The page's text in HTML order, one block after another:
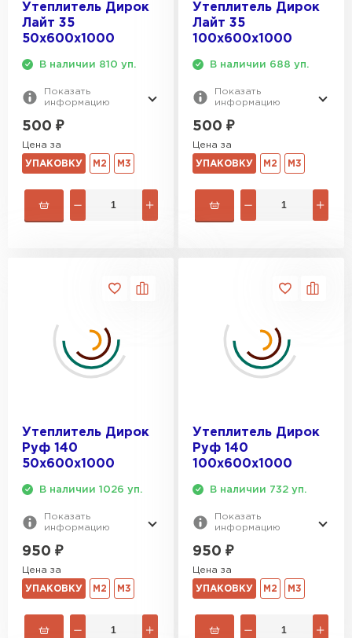
Утеплитель Дирок
Лайт 35
50х600х1000
В наличии 810 уп.
Показать
информацию
500 ₽
Цена за
УПАКОВКУ М2 М3
Утеплитель Дирок
Лайт 35
100х600х1000
В наличии 688 уп.
Показать
информацию
500 ₽
Цена за
УПАКОВКУ М2 М3
Утеплитель Дирок
Руф 140
50х600х1000
В наличии 1026 уп.
Показать
информацию
950 ₽
Цена за
УПАКОВКУ М2 М3
Утеплитель Дирок
Руф 140
100х600х1000
В наличии 732 уп.
Показать
информацию
950 ₽
Цена за
УПАКОВКУ М2 М3